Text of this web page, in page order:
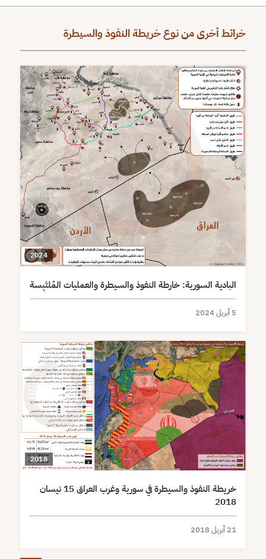
خرائط أخرى من نوع خريطة النفوذ والسيطرة
2024
البادية السورية: خارطة النفوذ والسيطرة والعمليات المُلتَبِسة
5 أبريل 2024
2018
خريطة النفوذ والسيطرة في سورية وغرب العراق 15 نيسان
2018
21 أبريل 2018